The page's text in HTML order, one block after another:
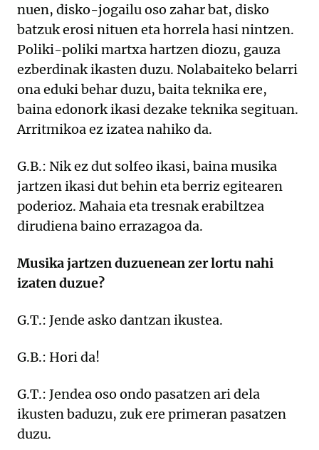
nuen, disko-jogailu oso zahar bat, disko
batzuk erosi nituen eta horrela hasi nintzen.
Poliki-poliki martxa hartzen diozu, gauza
ezberdinak ikasten duzu. Nolabaiteko belarri
ona eduki behar duzu, baita teknika ere,
baina edonork ikasi dezake teknika segituan.
Arritmikoa ez izatea nahiko da.
G.B.: Nik ez dut solfeo ikasi, baina musika
jartzen ikasi dut behin eta berriz egitearen
poderioz. Mahaia eta tresnak erabiltzea
dirudiena baino errazagoa da.
Musika jartzen duzuenean zer lortu nahi
izaten duzue?
G.T.: Jende asko dantzan ikustea.
G.B.: Hori da!
G.T.: Jendea oso ondo pasatzen ari dela
ikusten baduzu, zuk ere primeran pasatzen
duzu.